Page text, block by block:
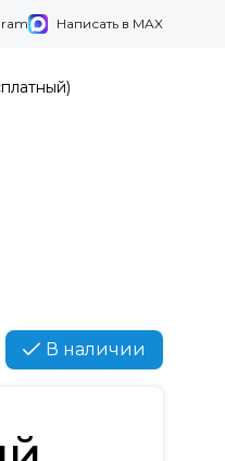
Написать в MAX
В наличии